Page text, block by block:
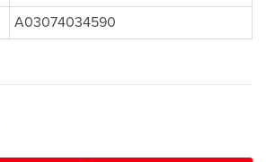
A03074034590